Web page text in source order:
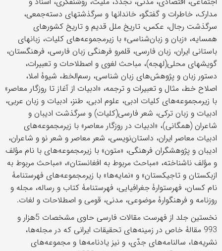
مدارک، خاطرات و گفتگو، خاندان‎ها و سرگذشت‎های دسته‌‎جمعی،
سرگذشت رجال، عکس، تاریخ ملل قدیم و تاریخ کشورهای
همسایه، «زبان و زبان‌شناسی» با زیرمجموعه‌های کلیات، زبان‎های
باستانی ایران، زبان فارسی، قلمرو فرهنگی زبان فارسی، فرهنگستان،
گویش‎های محلی(لهجه)، مباحث لغوی و اصطلاحات و تعبیرات،
دستور زبان و پژوهش‌‎های زبان شناسی، رسم‌الخط، شیوۀ املا،
اصلاح خط، مثال و تعبیرات و ترجمه، «ادبیات از آغاز تا روزگار معاصر»
با زیرمجموعه‌های کلیات ادبی، علوم ادبی، طنز، ادبیات و زبان عربی،
ادبیات و زبان ترکی، شعر فارسی(کلیات) و سرگذشت ادیبان و
شاعران (همگانی)، «ادبیات در روزگار معاصر» با زیرمجموعه‌های
ادبیات معاصر ایران، داستان‌نویسی، شعر معاصر و شعر نو و شاعران،
ادیبان و پژوهشگران فرهنگی، «متون» با زیرمجموعه‌های با نام مؤلف
و مؤلف ناشناخته، «مباحث مربوط به افغانستان»، «مباحث مربوط به
ازبکستان و تاجیکستان» و «نمایه‌ها» با زیرمجموعه‌های فهرستنامۀ
نام کسان، فهرستوارۀ جغرافیایی، فهرستنامۀ کتاب و رساله، مجله و
روزنامه و فرهنگوارۀ موضوعی، مدنی، قومی و اصطلاحات و لغات.
نخستین جلد از فهرست مقالات فارسی حاوی مشخصات 5هزار و
993 مقالۀ خاص در زمینه‌های تحقیقات ایرانی که در مجله‌ها،
نشریه‌ها، سالنامه‌های جدّی، و نیز یادنامه‌ها و مجموعه‌های